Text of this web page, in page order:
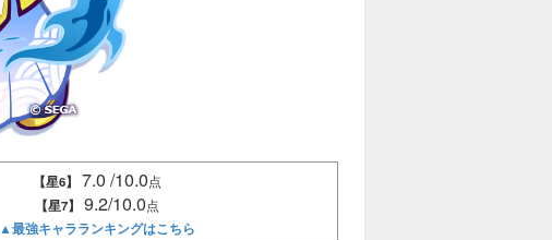
【星6】 7.0 /10.0点
【星7】 9.2/10.0点
▲最強キャラランキングはこちら